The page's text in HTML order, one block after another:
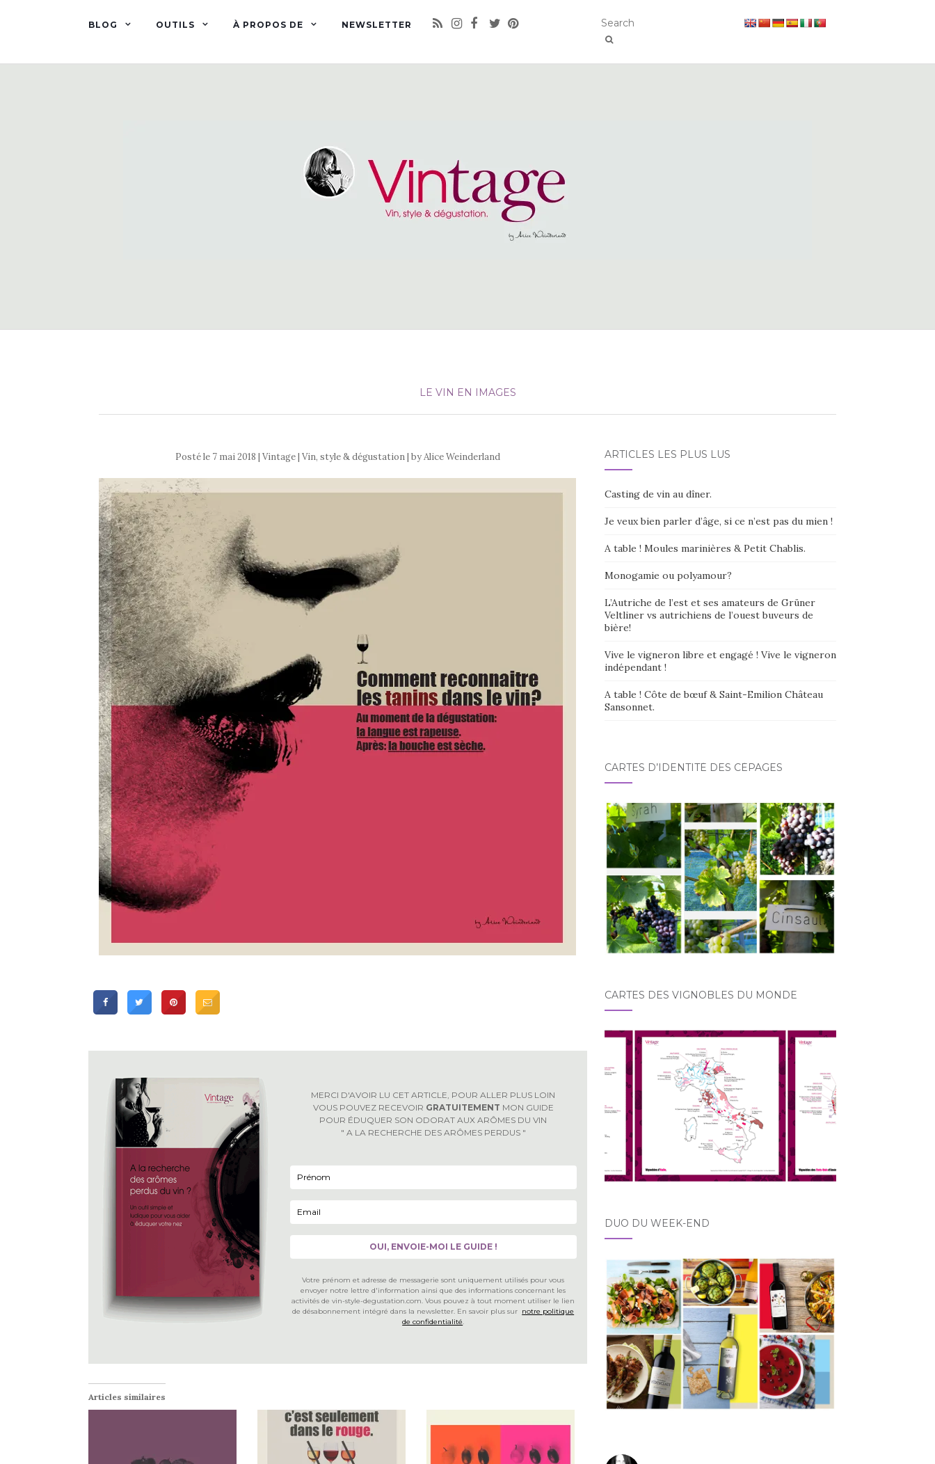
BLOG OUTILS À PROPOS DE NEWSLETTER
LE VIN EN IMAGES
Posté le 7 mai 2018 | Vintage | Vin, style & dégustation | by Alice Weinderland
MERCI D'AVOIR LU CET ARTICLE, POUR ALLER PLUS LOIN
VOUS POUVEZ RECEVOIR GRATUITEMENT MON GUIDE
POUR ÉDUQUER SON ODORAT AUX ARÔMES DU VIN
" A LA RECHERCHE DES ARÔMES PERDUS "
Votre prénom et adresse de messagerie sont uniquement utilisés pour vous
envoyer notre lettre d'information ainsi que des informations concernant les
activités de vin-style-degustation.com. Vous pouvez à tout moment utiliser le lien
de désabonnement intégré dans la newsletter. En savoir plus sur notre politique
de confidentialité.
Articles similaires
ARTICLES LES PLUS LUS
Casting de vin au dîner.
Je veux bien parler d’âge, si ce n’est pas du mien !
A table ! Moules marinières & Petit Chablis.
Monogamie ou polyamour?
L’Autriche de l’est et ses amateurs de Grüner
Veltliner vs autrichiens de l’ouest buveurs de
bière!
Vive le vigneron libre et engagé ! Vive le vigneron
indépendant !
A table ! Côte de bœuf & Saint-Emilion Château
Sansonnet.
CARTES D’IDENTITÉ DES CÉPAGES
CARTES DES VIGNOBLES DU MONDE
DUO DU WEEK-END